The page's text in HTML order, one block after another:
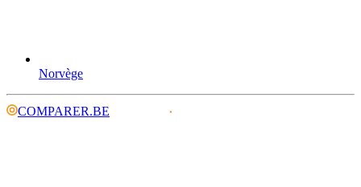
Norvège
COMPARER.BE